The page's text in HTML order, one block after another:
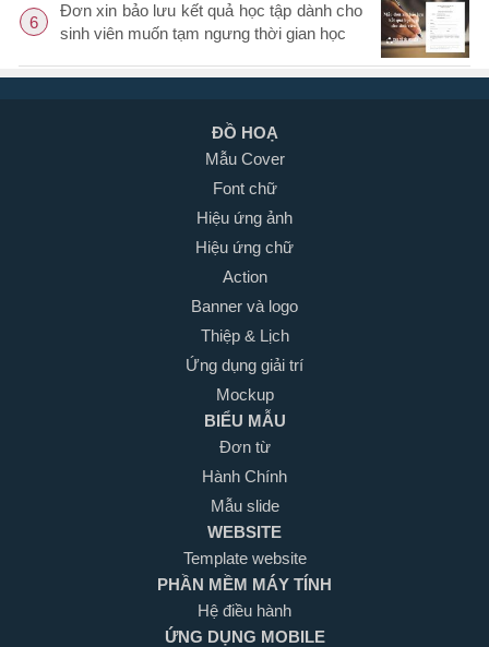
6
Đơn xin bảo lưu kết quả học tập dành cho
sinh viên muốn tạm ngưng thời gian học
ĐỒ HOẠ
Mẫu Cover
Font chữ
Hiệu ứng ảnh
Hiệu ứng chữ
Action
Banner và logo
Thiệp & Lịch
Ứng dụng giải trí
Mockup
BIỂU MẪU
Đơn từ
Hành Chính
Mẫu slide
WEBSITE
Template website
PHẦN MỀM MÁY TÍNH
Hệ điều hành
ỨNG DỤNG MOBILE